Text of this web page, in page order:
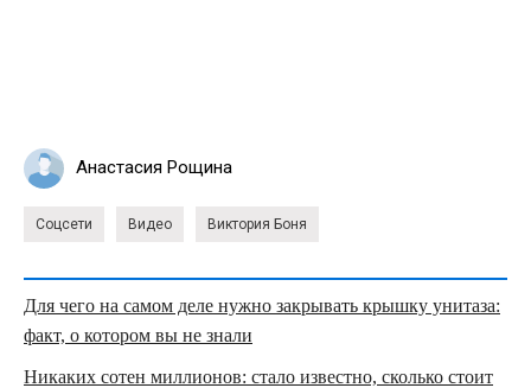
Анастасия Рощина
Соцсети Видео Виктория Боня
Для чего на самом деле нужно закрывать крышку унитаза:
факт, о котором вы не знали
Никаких сотен миллионов: стало известно, сколько стоит